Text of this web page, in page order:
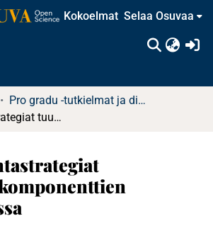
Kokoelmat Selaa Osuvaa
Pro gradu -tutkielmat ja diplomityöt
Liiketoimintastrategiat tuulivoimakomponenttien tuottamisessa